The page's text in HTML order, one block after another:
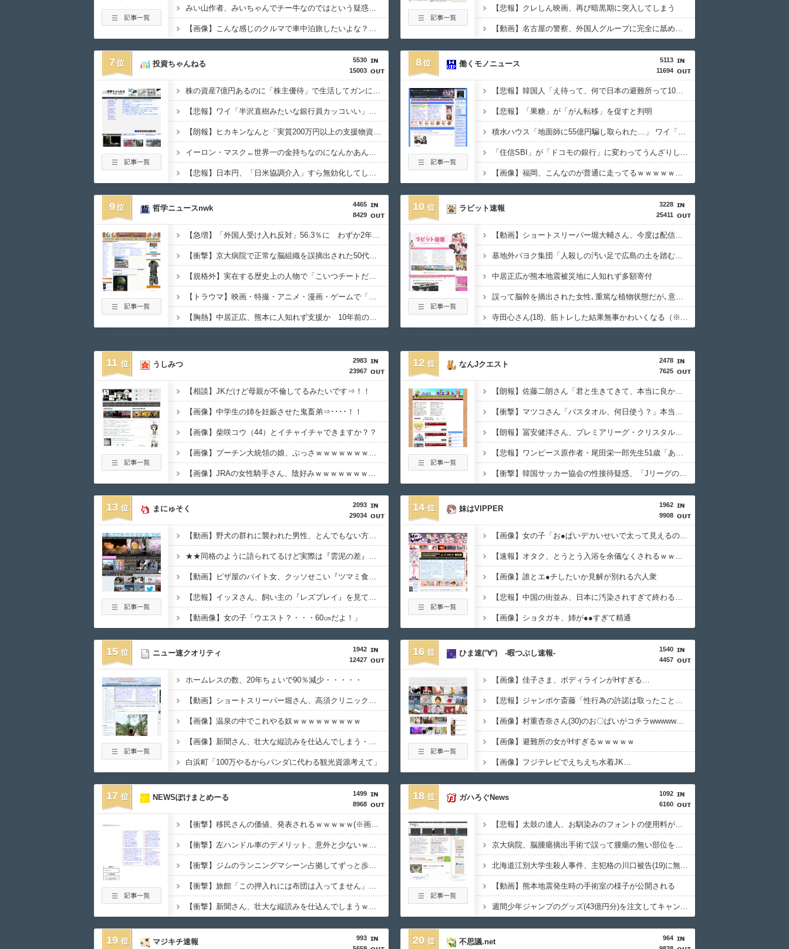
みい山作者、みいちゃんでチー牛なのではという疑惑が生まれるｗｗｗｗｗｗｗ
【画像】こんな感じのクルマで車中泊旅したいよな？？？
【悲報】クレしん映画、再び暗黒期に突入してしまう
【動画】名古屋の警察、外国人グループに完全に舐められる
7
5530
15003
投資ちゃんねる
株の資産7億円あるのに「株主優待」で生活してガンになる人生・・・
【悲報】ワイ「半沢直樹みたいな銀行員カッコいい」銀行員の友人「あんな奴居ねえよ」
【朗報】ヒカキンなんと「実質200万円以上の支援物資」を寄付してしまう
イーロン・マスク←世界一の金持ちなのになんかあんまり「羨ましい」と感じない理由
【悲報】日本円、「日米協調介入」すら無効化してしまうｗｗｗｗｗ
8
5113
11694
働くモノニュース
【悲報】韓国人「え待って、何で日本の避難所って10年前と同レベルなの(ドン引き
【悲報】「果糖」が「がん転移」を促すと判明
積水ハウス「地面師に55億円騙し取られた…」 ワイ「はえーかわいそう…会社滅茶苦茶やろなぁ」
「住信SBI」が「ドコモの銀行」に変わってうんざりしてるやつｗｗｗｗｗｗｗ
【画像】福岡、こんなのが普通に走ってるｗｗｗｗｗｗｗｗｗｗｗｗｗｗｗｗ
9
4465
8429
哲学ニュースnwk
【急増】「外国人受け入れ反対」56.3％に わずか2年で20.7ポイント増、東大調査「若い世代ほど増加」
【衝撃】京大病院で正常な脳組織を誤摘出された50代女性、手足も動かせず自発呼吸もできない重篤状態に…「意識はある」
【規格外】実在する歴史上の人物で「こいつチートだろ…」と思った奴あげてけ
【トラウマ】映画・特撮・アニメ・漫画・ゲームで「主人公がガチで敗北した回」と聞いて真っ先に思い浮かぶのは？
【胸熱】中居正広、熊本に人知れず支援か 10年前の震災では3度現地入り「誰にも知られなくて良い」
10
3228
25411
ラビット速報
【動画】ショートスリーパー堀大輔さん、今度は配信中に突然号泣「ずっと涙が止まらない」
基地外パヨク集団「人殺しの汚い足で広島の土を踏むな！」→広島県民「お前らの方が汚いんじゃ！」（※動画あり）
中居正広が熊本地震被災地に人知れず多額寄付
誤って脳幹を摘出された女性､重篤な植物状態だが､意識は正常で何かを思考していると判明
寺田心さん(18)、筋トレした結果無事かわいくなる（※画像あり）
11
2983
23967
うしみつ
【相談】JKだけど母親が不倫してるみたいです⇒！！
【画像】中学生の姉を妊娠させた鬼畜弟⇒････！！
【画像】柴咲コウ（44）とイチャイチャできますか？？
【画像】プーチン大統領の娘、ぶっさｗｗｗｗｗｗｗｗｗｗｗｗｗ
【画像】JRAの女性騎手さん、陰好みｗｗｗｗｗｗｗｗｗｗｗｗｗｗ
12
2478
7625
なんJクエスト
【朗報】佐藤二朗さん「君と生きてきて、本当に良かった」妻とのハグを報告ｗｗｗｗｗｗｗｗｗｗ
【衝撃】マツコさん「バスタオル、何日使う？」本当の答えがヤバすぎる・・・・・・・・・
【朗報】冨安健洋さん、プレミアリーグ・クリスタルパレス加入を発表！背番号17「望んでいた場所」ｗｗｗｗｗｗｗｗｗｗ
【悲報】ワンピース原作者・尾田栄一郎先生51歳「あ、切り込む？笑」ｗｗｗｗｗｗｗｗｗｗ
【衝撃】韓国サッカー協会の性接待疑惑、「Jリーグの審判を統括する人物」も含まれると報道・・・・・・・・・
13
2093
29034
まにゅそく
【動画】野犬の群れに襲われた男性、とんでもない方法で制圧するｗｗｗｗｗｗｗ
★★同格のように語られてるけど実際は『雲泥の差』があるものと言えば？
【動画】ピザ屋のバイト女、クッソせこい『ツマミ食い』をして炎上
【悲報】イッヌさん、飼い主の『レズプレイ』を見てドン引き・・・
【動画像】女の子「ウエスト？・・・60㎝だよ！」
14
1962
9908
妹はVIPPER
【画像】女の子「お●ぱいデカいせいで太って見えるのまじだるい????」
【速報】オタク、とうとう入浴を余儀なくされるｗｗｗｗｗｗｗ
【画像】誰とエ●チしたいか見解が別れる六人衆
【悲報】中国の街並み、日本に汚染されすぎて終わる・・・
【画像】ショタガキ、姉が●●すぎて精通
15
1942
12427
ニュー速クオリティ
ホームレスの数、20年ちょいで90％減少・・・・・
【動画】ショートスリーパー堀さん、高須クリニックに医学的に詰められてガチ切れｗｗｗ
【画像】温泉の中でこれやる奴ｗｗｗｗｗｗｗｗｗ
【画像】新聞さん、壮大な縦読みを仕込んでしまう・・・
白浜町「100万やるからパンダに代わる観光資源考えて」
16
1540
4457
ひま速(°∀°) -暇つぶし速報-
【画像】佳子さま、ボディラインがHすぎる…
【悲報】ジャンポケ斎藤「性行為の許諾は取ったことありません」
【画像】村重杏奈さん(30)のお〇ぱいがコチラwwwwwwwwwwww
【画像】避難所の女がHすぎるｗｗｗｗｗ
【画像】フジテレビでえちえち水着JK…
17
1499
8968
NEWSぽけまとめーる
【衝撃】移民さんの価値、発表されるｗｗｗｗｗ(※画像あり)
【衝撃】左ハンドル車のデメリット、意外と少ないｗｗｗｗｗ
【衝撃】ジムのランニングマシーン占拠してずっと歩いてる男の正体←これｗｗｗｗｗ
【衝撃】旅館「この押入れには布団は入ってません」←これｗｗｗｗｗ(※画像あり)
【衝撃】新聞さん、壮大な縦読みを仕込んでしまうｗｗｗｗｗ(※画像あり)
18
1092
6160
ガハろぐNews
【悲報】太鼓の達人、お馴染みのフォントの使用料が年間6万から年間320万になったので変更に
京大病院、脳腫瘍摘出手術で誤って腫瘍の無い部位を摘出 脳幹など損傷受け植物状態に
北海道江別大学生殺人事件、主犯格の川口被告(19)に無期懲役の判決
【動画】熊本地震発生時の手術室の様子が公開される
週間少年ジャンプのグッズ(43億円分)を注文してキャンセルした32歳女が逮捕
19
993
マジキチ速報 20
964
不思議.net